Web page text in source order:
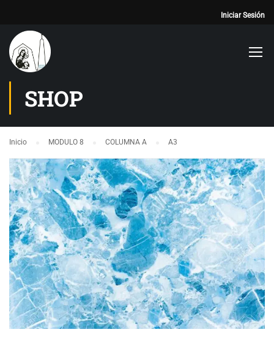
Iniciar Sesión
SHOP
Inicio MODULO 8 COLUMNA A A3